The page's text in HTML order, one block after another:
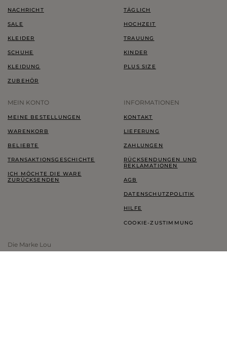
NACHRICHT
SALE
KLEIDER
SCHUHE
KLEIDUNG
ZUBEHÖR
TÄGLICH
HOCHZEIT
TRAUUNG
KINDER
PLUS SIZE
MEIN KONTO
MEINE BESTELLUNGEN
WARENKORB
BELIEBTE
TRANSAKTIONSGESCHICHTE
ICH MÖCHTE DIE WARE
ZURÜCKSENDEN
INFORMATIONEN
KONTAKT
LIEFERUNG
ZAHLUNGEN
RÜCKSENDUNGEN UND
REKLAMATIONEN
AGB
DATENSCHUTZPOLITIK
HILFE
COOKIE-ZUSTIMMUNG
Die Marke Lou